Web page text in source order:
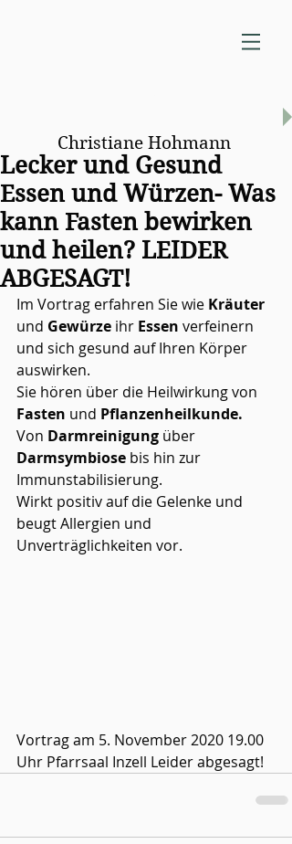
Christiane Hohmann
Lecker und Gesund
Essen und Würzen- Was
kann Fasten bewirken
und heilen? LEIDER
ABGESAGT!
Im Vortrag erfahren Sie wie Kräuter
und Gewürze ihr Essen verfeinern
und sich gesund auf Ihren Körper
auswirken.
Sie hören über die Heilwirkung von
Fasten und Pflanzenheilkunde.
Von Darmreinigung über
Darmsymbiose bis hin zur
Immunstabilisierung.
Wirkt positiv auf die Gelenke und
beugt Allergien und
Unverträglichkeiten vor.
Vortrag am 5. November 2020 19.00
Uhr Pfarrsaal Inzell Leider abgesagt!